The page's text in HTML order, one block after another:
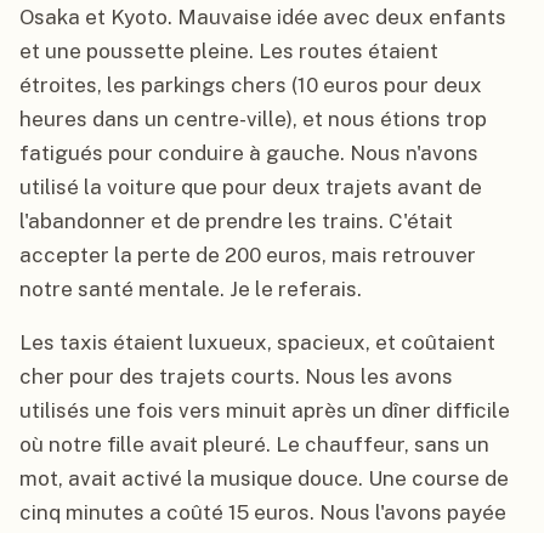
Osaka et Kyoto. Mauvaise idée avec deux enfants
et une poussette pleine. Les routes étaient
étroites, les parkings chers (10 euros pour deux
heures dans un centre-ville), et nous étions trop
fatigués pour conduire à gauche. Nous n'avons
utilisé la voiture que pour deux trajets avant de
l'abandonner et de prendre les trains. C'était
accepter la perte de 200 euros, mais retrouver
notre santé mentale. Je le referais.
Les taxis étaient luxueux, spacieux, et coûtaient
cher pour des trajets courts. Nous les avons
utilisés une fois vers minuit après un dîner difficile
où notre fille avait pleuré. Le chauffeur, sans un
mot, avait activé la musique douce. Une course de
cinq minutes a coûté 15 euros. Nous l'avons payée